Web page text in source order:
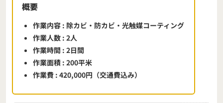
概要
作業内容 : 除カビ・防カビ・光触媒コーティング
作業人数 : 2人
作業時間 : 2日間
作業面積 : 200平米
作業費 : 420,000円（交通費込み）